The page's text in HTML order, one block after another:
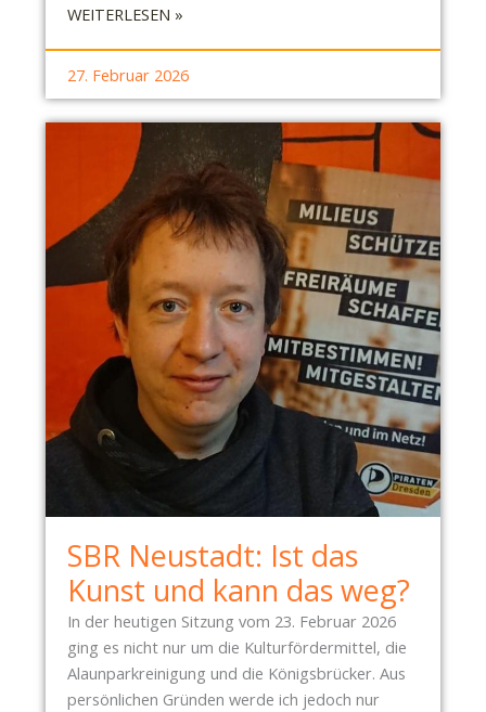
N
G
I
G
N
C
H
T
WEITERLESEN »:
I
T
K
I
M
O
L
L
E
N
S
P
H
27. Februar 2026
SBR Neustadt: Ist das
Kunst und kann das weg?
In der heutigen Sitzung vom 23. Februar 2026
ging es nicht nur um die Kulturfördermittel, die
Alaunparkreinigung und die Königsbrücker. Aus
persönlichen Gründen werde ich jedoch nur